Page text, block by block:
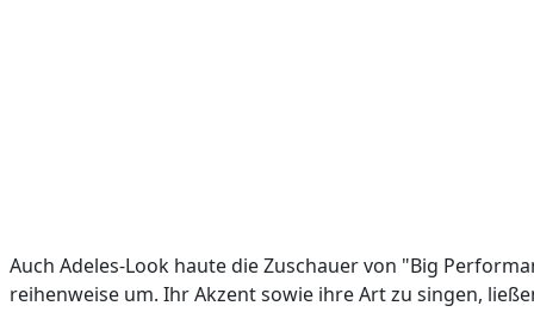
Auch Adeles-Look haute die Zuschauer von "Big
reihenweise um. Ihr Akzent sowie ihre Art zu singen,